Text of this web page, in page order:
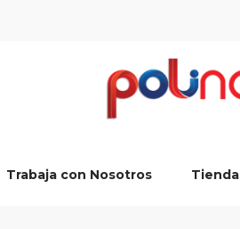
Trabaja con Nosotros Tienda